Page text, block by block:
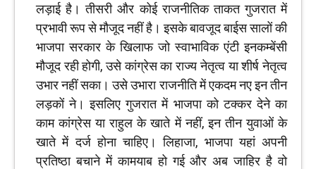
लड़ाई है। तीसरी और कोई राजनीतिक ताकत गुजरात में
प्रभावी रूप से मौजूद नहीं है। इसके बावजूद बाईस सालों की
भाजपा सरकार के खिलाफ जो स्वाभाविक एंटी इनकम्बेंसी
मौजूद रही होगी, उसे कांग्रेस का राज्य नेतृत्व या शीर्ष नेतृत्व
उभार नहीं सका। उसे उभारा राजनीति में एकदम नए इन तीन
लड़कों ने। इसलिए गुजरात में भाजपा को टक्कर देने का
काम कांग्रेस या राहुल के खाते में नहीं, इन तीन युवाओं के
खाते में दर्ज होना चाहिए। लिहाजा, भाजपा यहां अपनी
प्रतिष्ठा बचाने में कामयाब हो गई और अब जाहिर है वो